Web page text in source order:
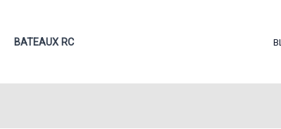
BATEAUX RC